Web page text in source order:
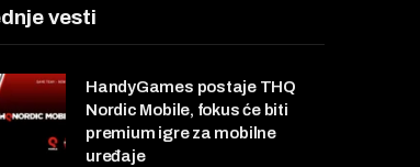
vesti
HandyGames postaje THQ
Nordic Mobile, fokus će biti
premium igre za mobilne
uređaje